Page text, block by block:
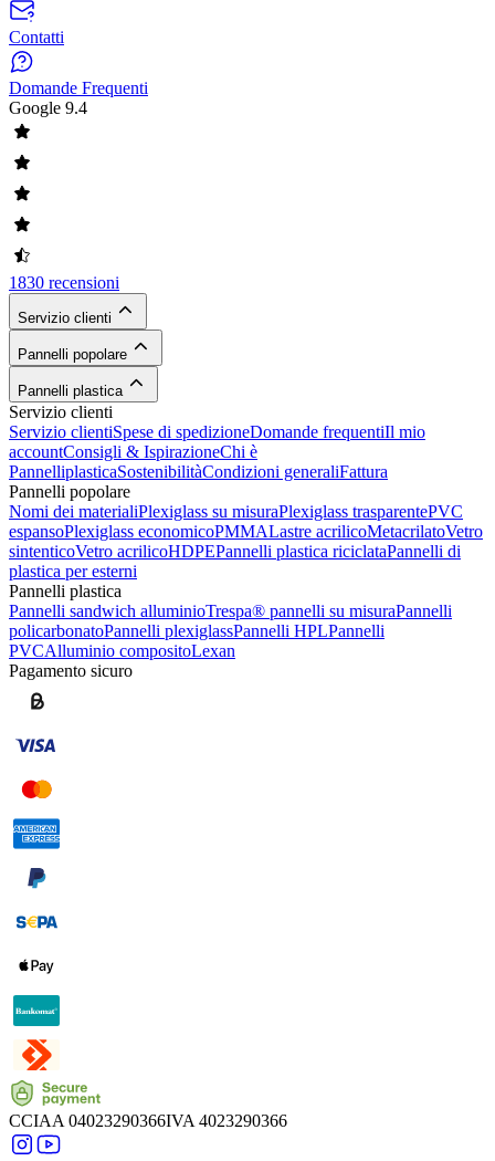
Contatti
Domande Frequenti
Google 9.4
1830 recensioni
Servizio clienti
Pannelli popolare
Pannelli plastica
Servizio clienti
Servizio clientiSpese di spedizioneDomande frequentiIl mio
accountConsigli & IspirazioneChi è
PannelliplasticaSostenibilitàCondizioni generaliFattura
Pannelli popolare
Nomi dei materialiPlexiglass su misuraPlexiglass trasparentePVC
espansoPlexiglass economicoPMMALastre acrilicoMetacrilatoVetro
sintenticoVetro acrilicoHDPEPannelli plastica riciclataPannelli di
plastica per esterni
Pannelli plastica
Pannelli sandwich alluminioTrespa® pannelli su misuraPannelli
policarbonatoPannelli plexiglassPannelli HPLPannelli
PVCAlluminio compositoLexan
Pagamento sicuro
CCIAA 04023290366IVA 4023290366